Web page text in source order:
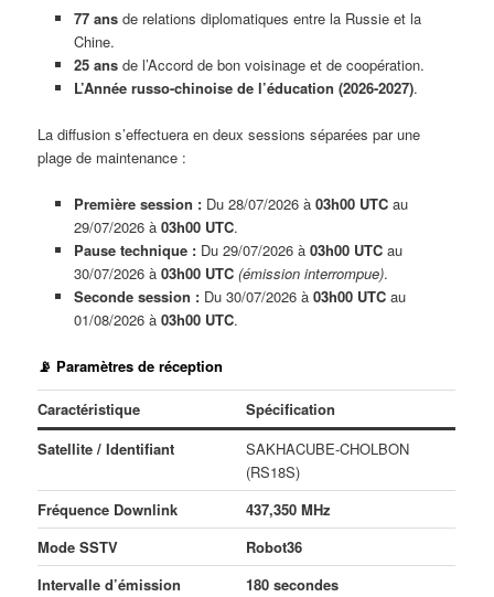
77 ansde relations diplomatiques entre la Russie et la
Chine.
25 ansde l’Accord de bon voisinage et de coopération.
L’Année russo-chinoise de l’éducation (2026-2027).
La diffusion s’effectuera en deux sessions séparées par une
plage de maintenance :
Première session :Du 28/07/2026 à 03h00 UTCau
29/07/2026 à 03h00 UTC.
Pause technique :Du 29/07/2026 à 03h00 UTCau
30/07/2026 à 03h00 UTC (émission interrompue).
Seconde session :Du 30/07/2026 à 03h00 UTCau
01/08/2026 à 03h00 UTC.
📡 Paramètres de réception
Caractéristique
Spécification
Satellite / Identifiant
SAKHACUBE-CHOLBON
(RS18S)
Fréquence Downlink
437,350 MHz
Mode SSTV
Robot36
Intervalle d’émission
180 secondes